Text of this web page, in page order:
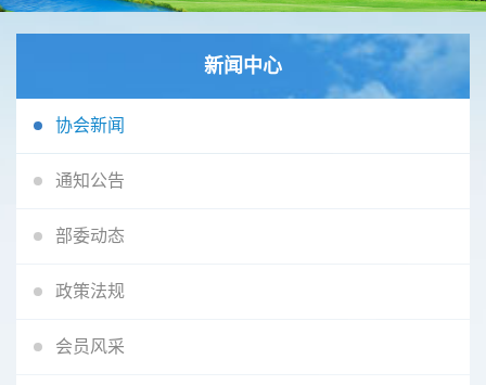
新闻中心
协会新闻
通知公告
部委动态
政策法规
会员风采